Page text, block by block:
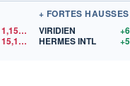
1,1524
$US
15,15$US
+ FORTES
VIRIDIEN
HERMES INTL